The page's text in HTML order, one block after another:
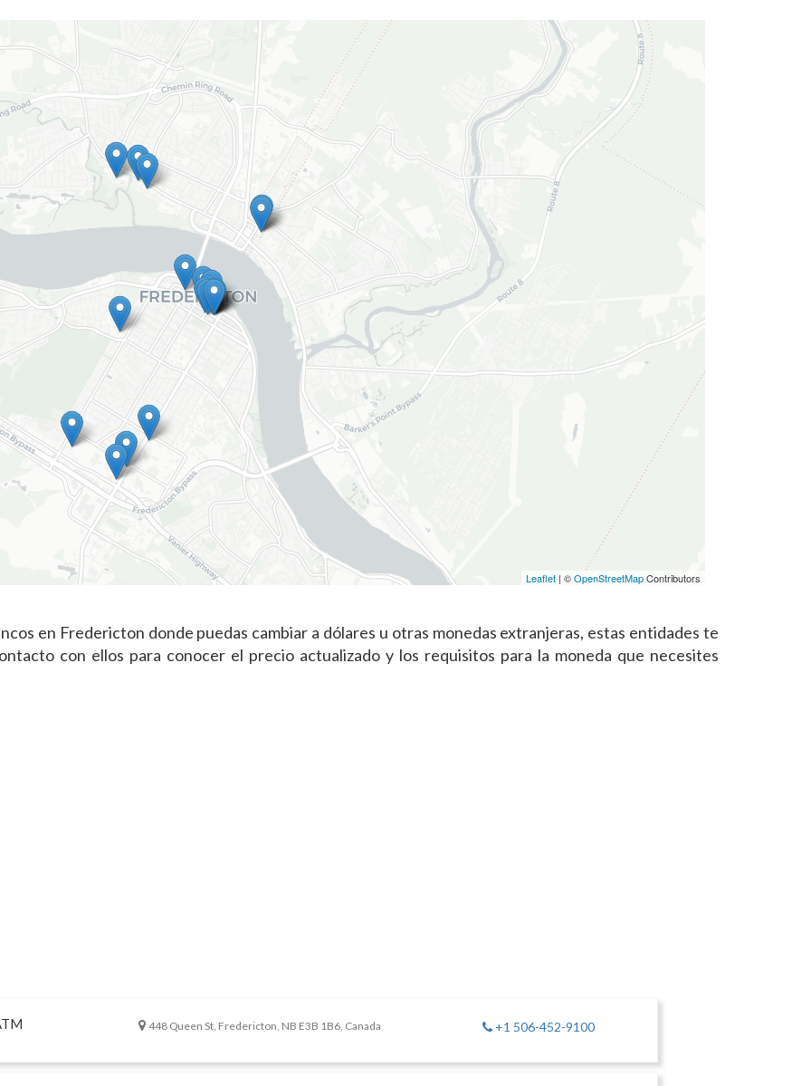
Leaflet | ©OpenStreetMapContributors
en Fredericton donde puedas cambiar a dólares u otras monedas extranjeras, estas entidades te
con ellos para conocer el precio actualizado y los requisitos para la moneda que necesites
448 Queen St, Fredericton, NB E3B 1B6, Canada +1 506-452-9100